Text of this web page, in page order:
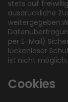
stets auf
ausdrückliche
per E-Mail)
lückenloser
ist nicht möglich.
Cookies